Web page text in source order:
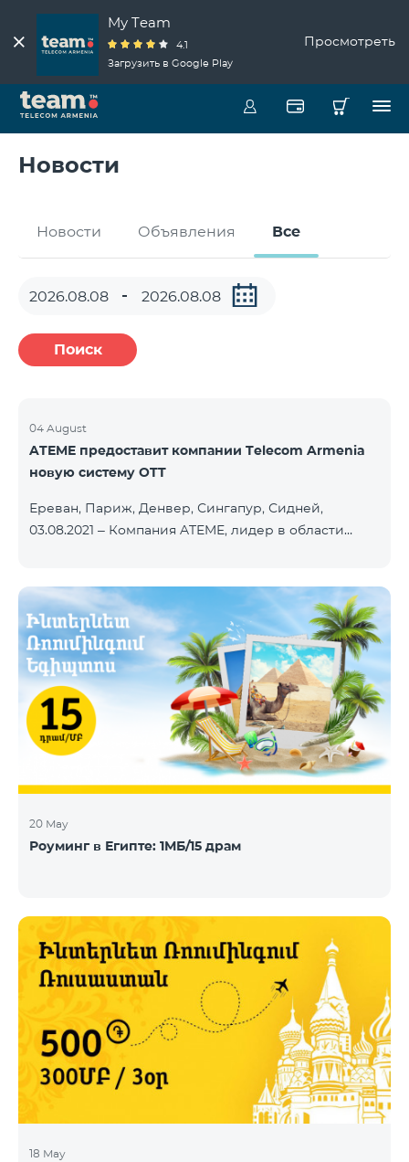
My Team
4.1
Загрузить в Google Play
Просмотреть
Новости
Новости Объявления Все
Поиск
04 August
ATEME предоставит компании Telecom Armenia
новую систему OTT
Ереван, Париж, Денвер, Сингапур, Сидней,
03.08.2021 – Компания ATEME, лидер в области
заключении нового контракта с Telecom Armenia,
поставщиком услуг IPTV и OTT под брендом
Beeline, который запускает обновленный пакет
телевизионных услуг на рынке Армении.
Компания Telecom Armenia приняла решение
модернизировать существующую систему. Нам
требовалась производительная, масштабируемая
инфраструктура для пр
20 May
Роуминг в Египте: 1МБ/15 драм
18 May